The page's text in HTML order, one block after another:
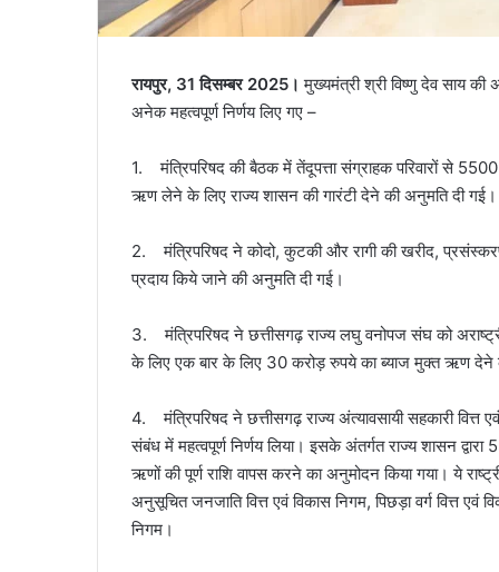
रायपुर, 31 दिसम्बर 2025।मुख्यमंत्री श्री विष्णु देव साय
अनेक महत्वपूर्ण निर्णय लिए गए –
1. मंत्रिपरिषद की बैठक में तेंदूपत्ता संग्राहक परिवारों से
ऋण लेने के लिए राज्य शासन की गारंटी देने की अनुमति दी गई।
2. मंत्रिपरिषद ने कोदो, कुटकी और रागी की खरीद,
प्रदाय किये जाने की अनुमति दी गई।
3. मंत्रिपरिषद ने छत्तीसगढ़ राज्य लघु वनोपज संघ को
के लिए एक बार के लिए 30 करोड़ रुपये का ब्याज मुक्त ऋण देने
4. मंत्रिपरिषद ने छत्तीसगढ़ राज्य अंत्यावसायी सहकारी वित्त
संबंध में महत्वपूर्ण निर्णय लिया। इसके अंतर्गत राज्य शासन
ऋणों की पूर्ण राशि वापस करने का अनुमोदन किया गया। ये
अनुसूचित जनजाति वित्त एवं विकास निगम, पिछड़ा वर्ग वित्त एवं
निगम।